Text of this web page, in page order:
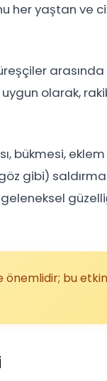
her yaştan ve
olarak,
bükmesi,
gibi)
bu